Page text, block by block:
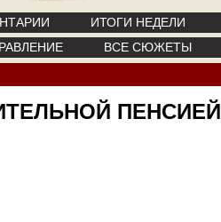
ИТОГИ НЕДЕЛИ
ВСЕ СЮЖЕТЫ
ПЕНСИЕЙ